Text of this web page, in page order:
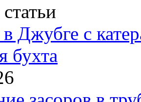
Джубге с
бухта